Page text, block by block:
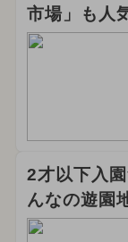
市場」も人
2才以下入
んなの遊園